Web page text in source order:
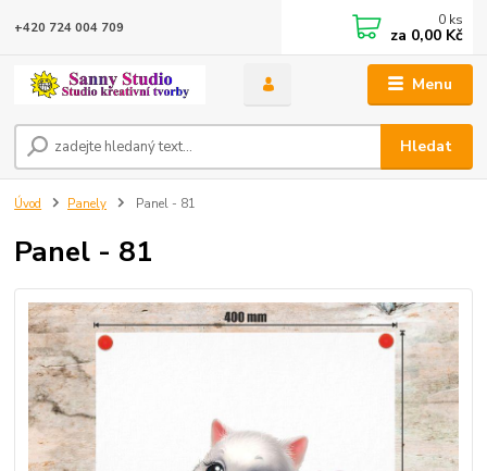
Menu
Hledat
+420 724 004 709 0 ks
za 0,00 Kč
Úvod Panely Panel - 81
Panel - 81